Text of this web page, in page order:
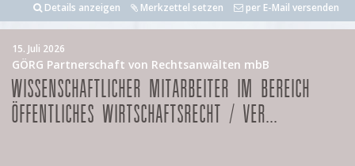
Details anzeigen Merkzettel setzen per E-Mail versenden
15. Juli 2026
GÖRG Partnerschaft von Rechtsanwälten mbB
WISSENSCHAFTLICHER MITARBEITER IM BEREICH
ÖFFENTLICHES WIRTSCHAFTSRECHT / VER...